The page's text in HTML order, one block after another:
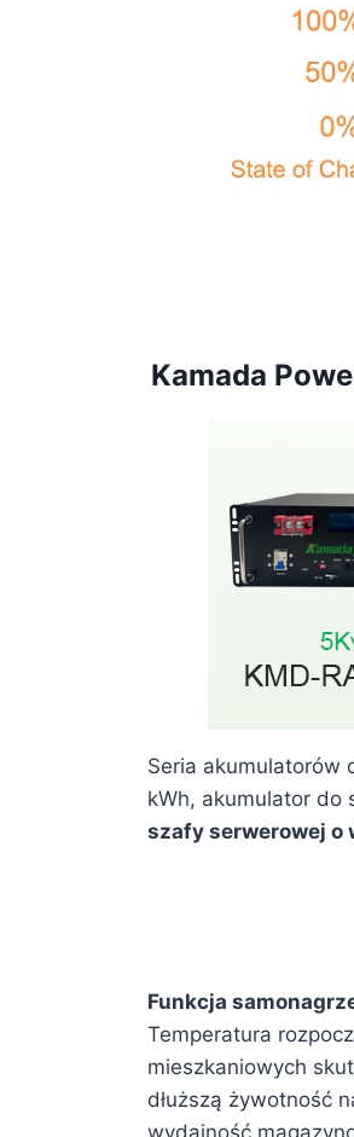
Kamada
Seria akumulatorów
kWh, akumulator do
szafy serwerowej o
Funkcja
Temperatura
mieszkaniowych
dłuższą żywotność